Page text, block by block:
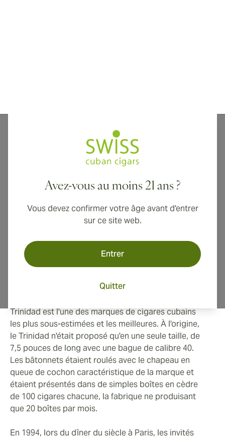
Avez-vous au moins 21 ans ?
Vous devez confirmer votre âge avant d'entrer
sur ce site web.
Entrer
Quitter
Les cigares Trinidad étaient autrefois le secret le
mieux gardé de Cuba. Nommés d'après la magnifique
ville du XVIe siècle de La Santísima Trinidad, classée
uniques de la marque n'étaient disponibles que pour
En 1999, ils sont devenus un classique mondial
des amateurs de cigares du monde entier.
Les cigares Trinidad
Trinidad est l'une des marques de cigares cubains
les plus sous-estimées et les meilleures. À l'origine,
le Trinidad n'était proposé qu'en une seule taille, de
7,5 pouces de long avec une bague de calibre 40.
Les bâtonnets étaient roulés avec le chapeau en
queue de cochon caractéristique de la marque et
étaient présentés dans de simples boîtes en cèdre
de 100 cigares chacune, la fabrique ne produisant
que 20 boîtes par mois.
En 1994, lors du dîner du siècle à Paris, les invités